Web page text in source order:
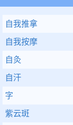
自我推拿
自我按摩
自灸
自汗
字
紫云斑